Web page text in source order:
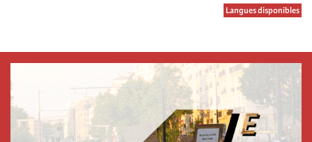
Langues disponibles